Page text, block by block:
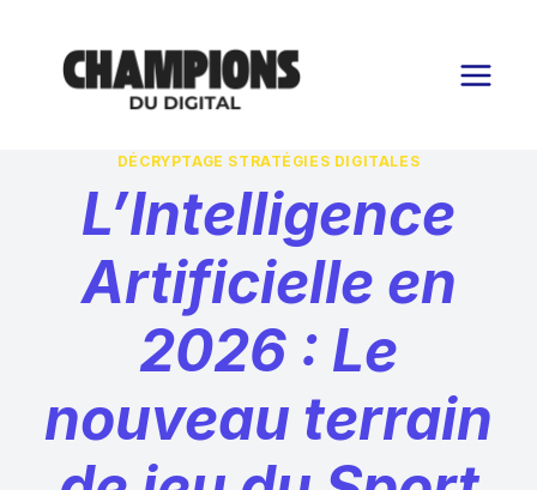
contenu
DÉCRYPTAGE STRATÉGIES DIGITALES
L’Intelligence
Artificielle en
2026 : Le
nouveau terrain